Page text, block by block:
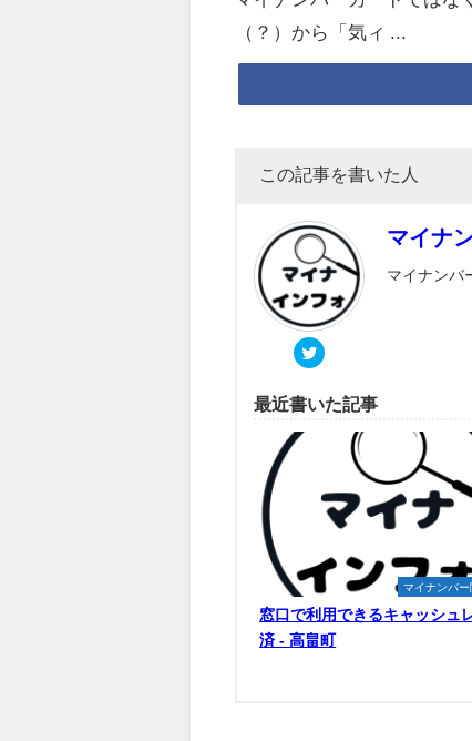
（？）から「気ィ ...
この記事を書いた人
マイナ
マイナンバ
最近書いた記事
マイナンバ
窓口で利用できるキャッシュ
済 - 高畠町